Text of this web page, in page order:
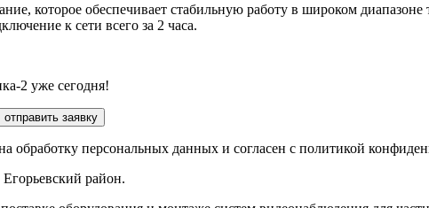
которое обеспечивает стабильную работу в широком
к сети всего за 2 часа.
2 уже сегодня!
отправить заявку
обработку персональных данных и согласен с политикой
район.